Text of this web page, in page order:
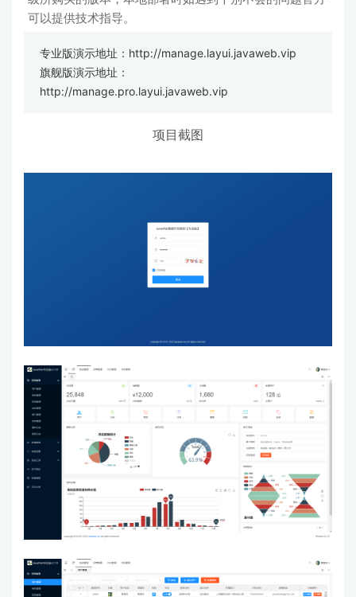
可以提供技术指导。
专业版演示地址： http://manage.layui.javaweb.vip
旗舰版演示地址：
http://manage.pro.layui.javaweb.vip
项目截图